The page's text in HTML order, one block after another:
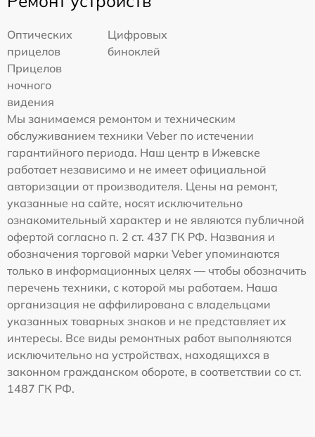
Оптических
прицелов
Цифровых
биноклей
Прицелов
ночного
видения
Мы занимаемся ремонтом и техническим
обслуживанием техники Veber по истечении
гарантийного периода. Наш центр в Ижевске
работает независимо и не имеет официальной
авторизации от производителя. Цены на ремонт,
указанные на сайте, носят исключительно
ознакомительный характер и не являются публичной
офертой согласно п. 2 ст. 437 ГК РФ. Названия и
обозначения торговой марки Veber упоминаются
только в информационных целях — чтобы обозначить
перечень техники, с которой мы работаем. Наша
организация не аффилирована с владельцами
указанных товарных знаков и не представляет их
интересы. Все виды ремонтных работ выполняются
исключительно на устройствах, находящихся в
законном гражданском обороте, в соответствии со ст.
1487 ГК РФ.